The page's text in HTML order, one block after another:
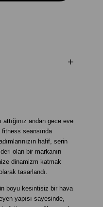
andan gece eve
seansında
hafif, serin
olan bir markanın
dinamizm katmak
tasarlandı.
boyu kesintisiz bir hava
yapısı sayesinde,